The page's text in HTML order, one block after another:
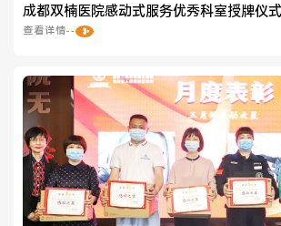
成都双楠医院感动式服务优秀科室授牌仪
查看详情